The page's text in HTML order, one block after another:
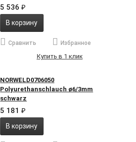
5 536₽
В корзину
Сравнить Избранное
Купить в 1 клик
NORWELD0706050
Polyurethanschlauch ø6/3mm
schwarz
5 181₽
В корзину